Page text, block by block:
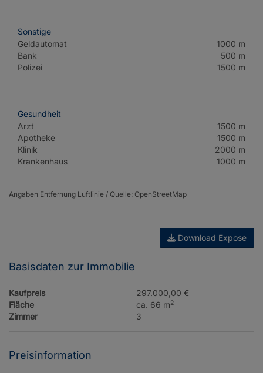
Sonstige
Geldautomat
1000 m
Bank
500 m
Polizei
1500 m
Gesundheit
Arzt
1500 m
Apotheke
1500 m
Klinik
2000 m
Krankenhaus
1000 m
Angaben Entfernung Luftlinie / Quelle: OpenStreetMap
Download Expose
Basisdaten zur Immobilie
Kaufpreis
297.000,00 €
Fläche
ca. 66 m2
Zimmer 3
Preisinformation